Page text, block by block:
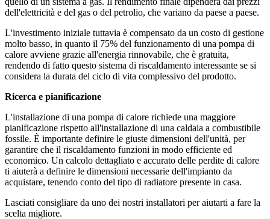
dell'elettricità e del gas o del petrolio, che variano da paese a paese.
L'investimento iniziale tuttavia è compensato da un costo di gestione
molto basso, in quanto il 75% del funzionamento di una pompa di
calore avviene grazie all'energia rinnovabile, che è gratuita,
rendendo di fatto questo sistema di riscaldamento interessante se si
considera la durata del ciclo di vita complessivo del prodotto.
Ricerca e pianificazione
L'installazione di una pompa di calore richiede una maggiore
pianificazione rispetto all'installazione di una caldaia a combustibile
fossile. È importante definire le giuste dimensioni dell'unità, per
garantire che il riscaldamento funzioni in modo efficiente ed
economico. Un calcolo dettagliato e accurato delle perdite di calore
ti aiuterà a definire le dimensioni necessarie dell'impianto da
acquistare, tenendo conto del tipo di radiatore presente in casa.
Lasciati consigliare da uno dei nostri installatori per aiutarti a fare la
scelta migliore.